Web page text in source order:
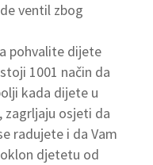
ventil zbog
pohvalite dijete
1001 način da
kada dijete u
zagrljaju osjeti da
radujete i da Vam
djetetu od